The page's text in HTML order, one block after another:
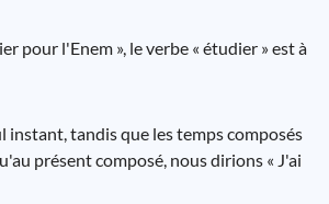
pour l'Enem », le verbe « étudier » est à
instant, tandis que les temps composés
présent composé, nous dirions « J'ai